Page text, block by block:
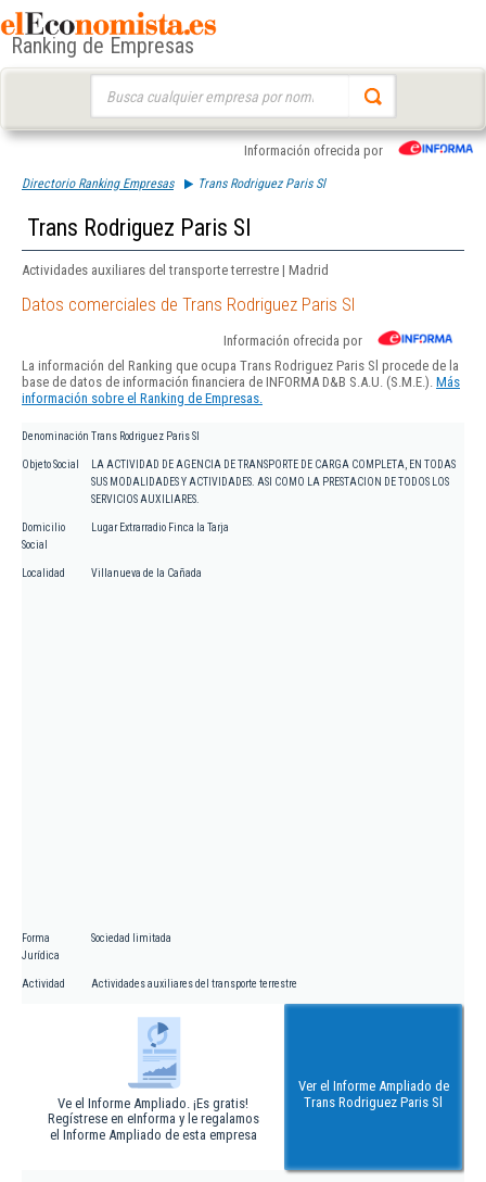
Ranking de Empresas
Información ofrecida por
Directorio Ranking Empresas Trans Rodriguez Paris Sl
Trans Rodriguez Paris Sl
Actividades auxiliares del transporte terrestre | Madrid
Datos comerciales de Trans Rodriguez Paris Sl
Información ofrecida por
La información del Ranking que ocupa Trans Rodriguez Paris Sl procede de la
base de datos de información financiera de INFORMA D&B S.A.U. (S.M.E.). Más
información sobre el Ranking de Empresas.
Denominación Trans Rodriguez Paris Sl
Objeto Social
LA ACTIVIDAD DE AGENCIA DE TRANSPORTE DE CARGA COMPLETA, EN TODAS
SUS MODALIDADES Y ACTIVIDADES. ASI COMO LA PRESTACION DE TODOS LOS
SERVICIOS AUXILIARES.
Domicilio
Social
Lugar Extrarradio Finca la Tarja
Localidad Villanueva de la Cañada
Forma
Jurídica
Sociedad limitada
Actividad Actividades auxiliares del transporte terrestre
Ve el Informe Ampliado. ¡Es gratis!
Regístrese en eInforma y le regalamos
el Informe Ampliado de esta empresa
Ver el Informe Ampliado de
Trans Rodriguez Paris Sl